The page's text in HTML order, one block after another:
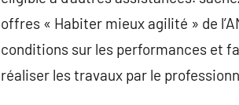
offres « Habiter mieux agilité » de
conditions sur les performances et
réaliser les travaux par le